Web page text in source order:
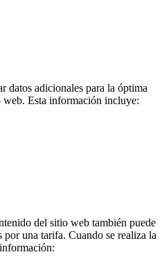
datos adicionales para la óptima
Esta información incluye:
del sitio web también puede
una tarifa. Cuando se realiza la